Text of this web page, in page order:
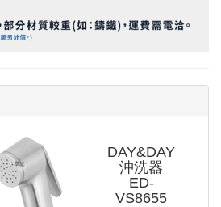
DAY&DAY
沖洗器
ED-
VS8655